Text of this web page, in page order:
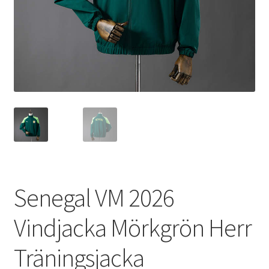
Senegal VM 2026
Vindjacka Mörkgrön Herr
Träningsjacka